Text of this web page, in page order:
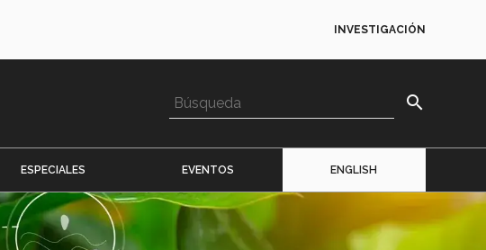
INVESTIGACIÓN
search
ESPECIALES EVENTOS ENGLISH